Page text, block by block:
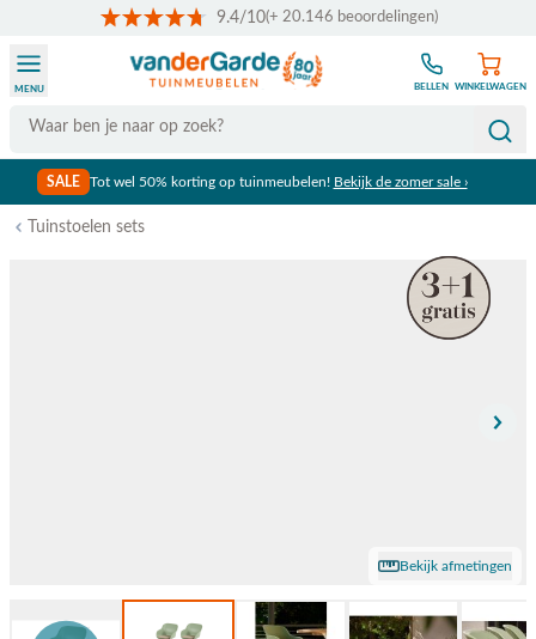
9.4/10(+ 20.146 beoordelingen)
Search
MENU BELLEN WINKELWAGEN
SALE Tot wel 50% korting op tuinmeubelen! Bekijk de zomer sale ›
Tuinstoelen sets
Bekijk afmetingen